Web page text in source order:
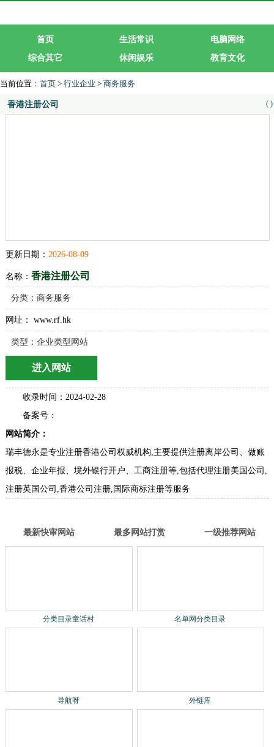
首页 生活常识
电脑网络
综合其它
休闲娱乐
教育文化
当前位置： 首页 > 行业企业 > 商务服务
香港注册公司 ( )
更新日期： 2026-08-09
名称： 香港注册公司
分类： 商务服务
网址： www.rf.hk
类型：企业类型网站
进入网站
收录时间：2024-02-28
备案号：
网站简介：
瑞丰德永是专业注册香港公司权威机构,主要提供注册离岸公司、做账
报税、企业年报、境外银行开户、工商注册等,包括代理注册美国公司,
注册英国公司,香港公司注册,国际商标注册等服务
最新快审网站 最多网站打赏 一级推荐网站
分类目录童话村 名单网分类目录
导航呀 外链库